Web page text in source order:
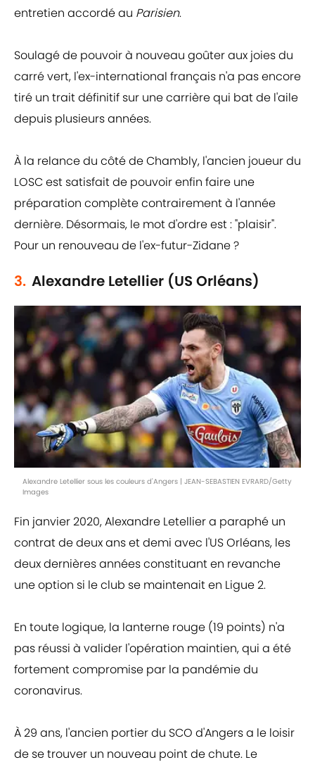
entretien accordé au Parisien.
Soulagé de pouvoir à nouveau goûter aux joies du
carré vert, l'ex-international français n'a pas encore
tiré un trait définitif sur une carrière qui bat de l'aile
depuis plusieurs années.
À la relance du côté de Chambly, l'ancien joueur du
LOSC est satisfait de pouvoir enfin faire une
préparation complète contrairement à l'année
dernière. Désormais, le mot d'ordre est : "plaisir".
Pour un renouveau de l'ex-futur-Zidane ?
3. Alexandre Letellier (US Orléans)
Alexandre Letellier sous les couleurs d'Angers | JEAN-SEBASTIEN EVRARD/Getty
Images
Fin janvier 2020, Alexandre Letellier a paraphé un
contrat de deux ans et demi avec l'US Orléans, les
deux dernières années constituant en revanche
une option si le club se maintenait en Ligue 2.
En toute logique, la lanterne rouge (19 points) n'a
pas réussi à valider l'opération maintien, qui a été
fortement compromise par la pandémie du
coronavirus.
À 29 ans, l'ancien portier du SCO d'Angers a le loisir
de se trouver un nouveau point de chute. Le